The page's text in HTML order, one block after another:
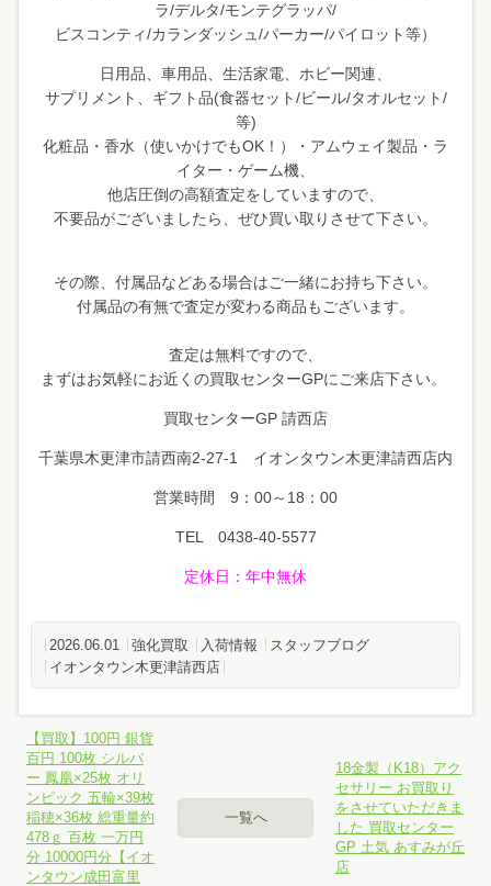
ラ/デルタ/モンテグラッパ/
ビスコンティ/カランダッシュ/パーカー/パイロット等）
日用品、車用品、生活家電、ホビー関連、
サプリメント、ギフト品(食器セット/ビール/タオルセット/
等)
化粧品・香水（使いかけでもOK！）・アムウェイ製品・ラ
イター・ゲーム機、
他店圧倒の高額査定をしていますので、
不要品がございましたら、ぜひ買い取りさせて下さい。
その際、付属品などある場合はご一緒にお持ち下さい。
付属品の有無で査定が変わる商品もございます。
査定は無料ですので、
まずはお気軽にお近くの買取センターGPにご来店下さい。
買取センターGP 請西店
千葉県木更津市請西南2-27-1 イオンタウン木更津請西店内
営業時間 9：00～18：00
TEL 0438-40-5577
定休日 ：年中無休
2026.06.01 強化買取 入荷情報
スタッフブログ
イオンタウン木更津請西店
【買取】100円 銀貨
百円 100枚 シルバ
ー 鳳凰×25枚 オリ
ンピック 五輪×39枚
稲穂×36枚 総重量約
478ｇ 百枚 一万円
分 10000円分【イオ
ンタウン成田富里
一覧へ
18金製（K18）アク
セサリー お買取り
をさせていただきま
した 買取センター
GP 土気 あすみが丘
店